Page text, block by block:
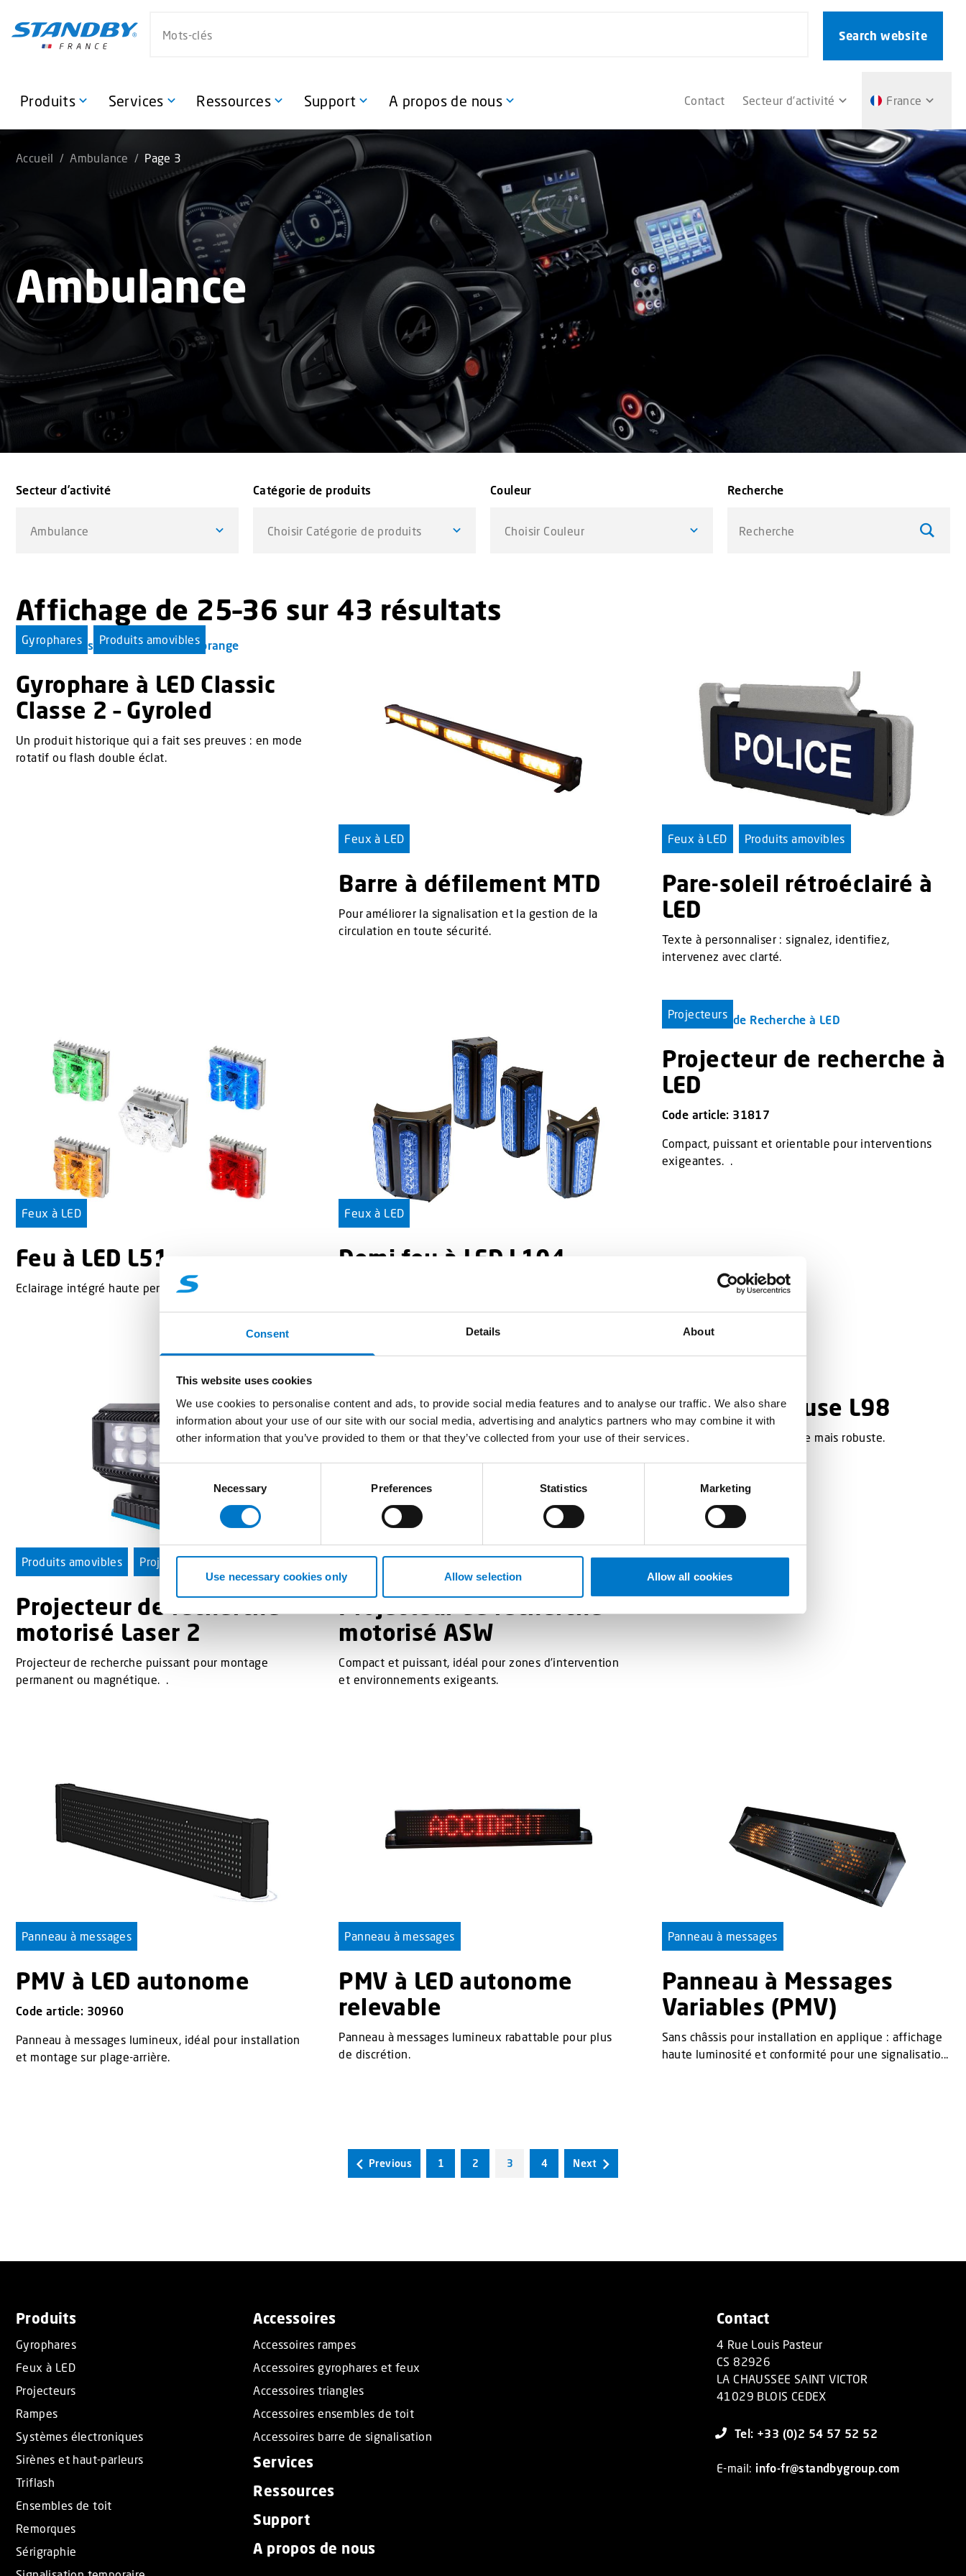
Consent Details About
This website uses cookies
We use cookies to personalise content and ads, to provide social media features and to analyse our traffic. We also share
information about your use of our site with our social media, advertising and analytics partners who may combine it with
other information that you’ve provided to them or that they’ve collected from your use of their services.
C
o
s
t
e
l
e
c
Necessary Preferences Statistics Marketing
Use necessary cookies only Allow selection Allow all cookies
k
o
a
n
t
t
Search website
Produits Services Ressources Support A propos de nous Contact Secteur d’activité France
Accueil / Ambulance / Page 3
Ambulance
Secteur d’activité
Ambulance
Catégorie de produits
Choisir Catégorie de produits
Couleur
Choisir Couleur
Recherche
Affichage de 25–36 sur 43 résultats
Gyrophares Produits amovibles
Gyrophare à LED Classic
Classe 2 – Gyroled
Un produit historique qui a fait ses preuves : en mode
rotatif ou flash double éclat.
Feux à LED
Barre à défilement MTD
Pour améliorer la signalisation et la gestion de la
circulation en toute sécurité.
Feux à LED Produits amovibles
Pare-soleil rétroéclairé à
LED
Texte à personnaliser : signalez, identifiez,
intervenez avec clarté.
Feux à LED
Feu à LED L51
Eclairage intégré haute performance.
Feux à LED
Demi feu à LED L104
Projecteurs
Projecteur de recherche à
LED
Code article: 31817
Compact, puissant et orientable pour interventions
exigeantes. .
Produits amovibles Projecteurs
Projecteur de recherche
motorisé Laser 2
Projecteur de recherche puissant pour montage
permanent ou magnétique. .
Projecteurs
Projecteur de recherche
motorisé ASW
Compact et puissant, idéal pour zones d’intervention
et environnements exigeants.
Barre lumineuse L98
Une lampe de travail étroite mais robuste.
Panneau à messages
PMV à LED autonome
Code article: 30960
Panneau à messages lumineux, idéal pour installation
et montage sur plage-arrière.
Panneau à messages
PMV à LED autonome
relevable
Panneau à messages lumineux rabattable pour plus
de discrétion.
Panneau à messages
Panneau à Messages
Variables (PMV)
Sans châssis pour installation en applique : affichage
haute luminosité et conformité pour une signalisatio...
Previous 1 2 3 4 Next
Produits
Gyrophares
Feux à LED
Projecteurs
Rampes
Systèmes électroniques
Sirènes et haut-parleurs
Triflash
Ensembles de toit
Remorques
Sérigraphie
Accessoires
Accessoires rampes
Accessoires gyrophares et feux
Accessoires triangles
Accessoires ensembles de toit
Accessoires barre de signalisation
Services
Ressources
Support
A propos de nous
Contact
4 Rue Louis Pasteur
CS 82926
LA CHAUSSEE SAINT VICTOR
41029 BLOIS CEDEX
Tel: +33 (0)2 54 57 52 52
E-mail: info-fr@standbygroup.com